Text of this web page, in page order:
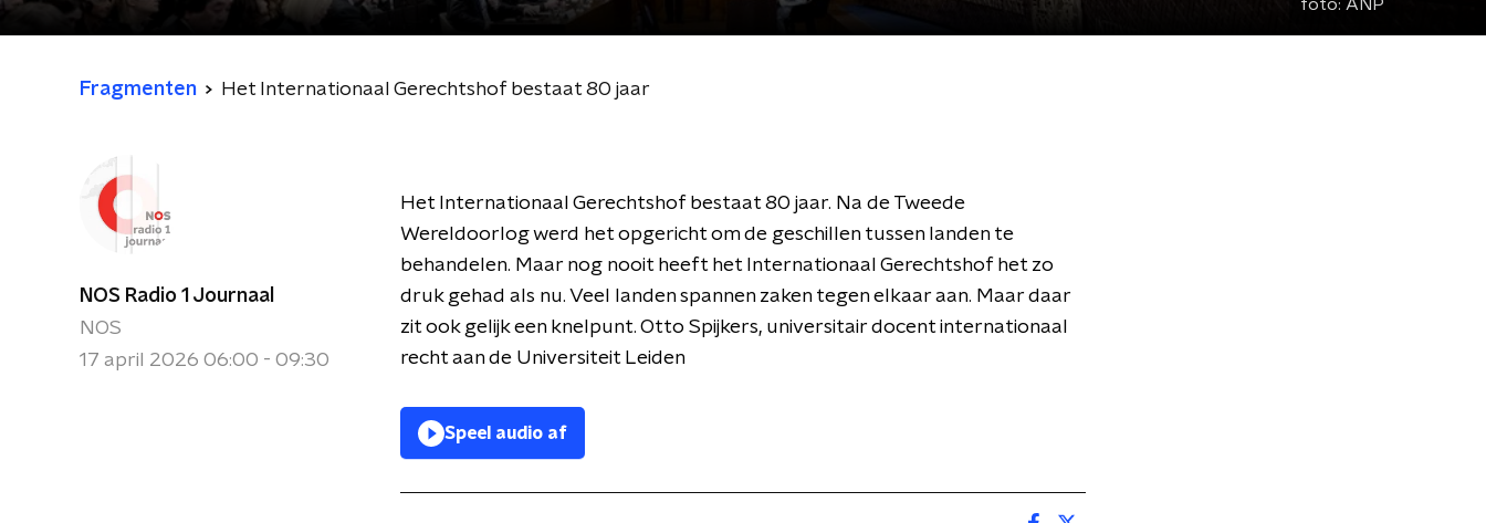
foto: ANP
Fragmenten Het Internationaal Gerechtshof bestaat 80 jaar
NOS Radio 1 Journaal
NOS
17 april 2026 06:00 - 09:30
Het Internationaal Gerechtshof bestaat 80 jaar. Na de Tweede
Wereldoorlog werd het opgericht om de geschillen tussen landen te
behandelen. Maar nog nooit heeft het Internationaal Gerechtshof het zo
druk gehad als nu. Veel landen spannen zaken tegen elkaar aan. Maar daar
zit ook gelijk een knelpunt. Otto Spijkers, universitair docent internationaal
recht aan de Universiteit Leiden
Speel audio af